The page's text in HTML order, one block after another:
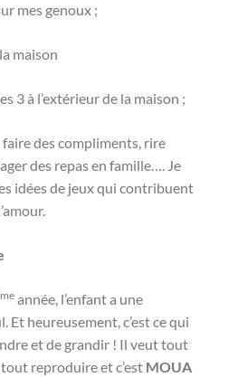
mes genoux ;
maison
3 à l’extérieur de la maison ;
faire des compliments, rire
des repas en famille…. Je
idées de jeux qui contribuent
année, l’enfant a une
Et heureusement, c’est ce qui
et de grandir ! Il veut tout
reproduire et c’est MOUA